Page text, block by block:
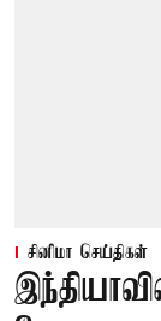
சினிமா செய்திகள்